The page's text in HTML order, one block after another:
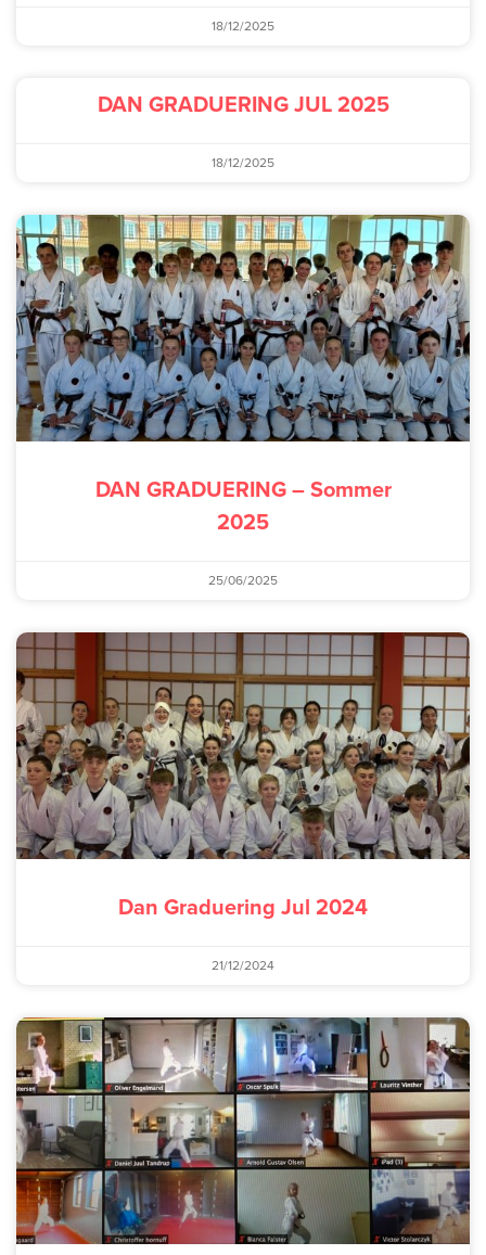
18/12/2025
DAN GRADUERING JUL 2025
18/12/2025
DAN GRADUERING – Sommer
2025
25/06/2025
Dan Graduering Jul 2024
21/12/2024